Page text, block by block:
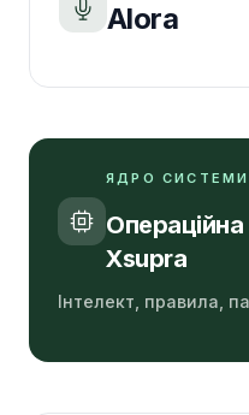
Alora
ЯДРО СИСТЕМИ
Xsupra
Інтелект, правила,